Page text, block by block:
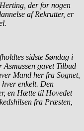
der for nogen
af Rekrutter, er
sidste Søndag i
gavet Tilbud
Mand her fra Sognet,
enkelt. Den
en Hætte til Hovedet
fra Præsten,